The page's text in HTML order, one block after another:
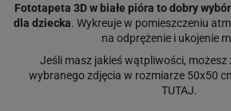
Fototapeta 3D w białe pióra to dobry
dla dziecka. Wykreuje w pomieszczeniu
na odprężenie i ukojenie
Jeśli masz jakieś wątpliwości, możesz
wybranego zdjęcia w rozmiarze 50x50
TUTAJ.